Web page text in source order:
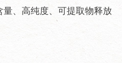
、高纯度、可提取物释放